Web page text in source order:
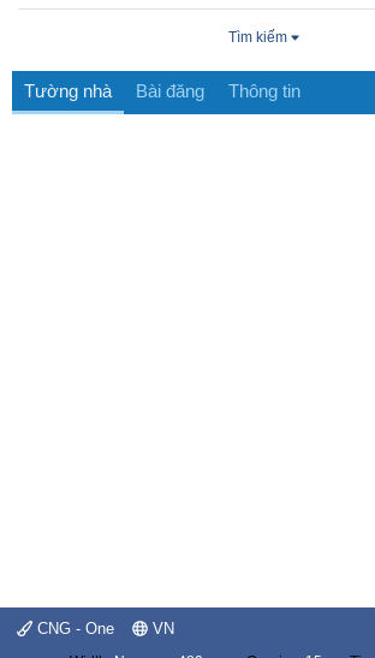
Tìm kiếm
Tường nhà Bài đăng Thông tin
CNG - One VN